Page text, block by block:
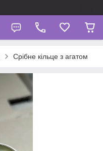
Срібне кільце з агатом